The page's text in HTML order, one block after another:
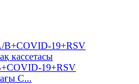
19+RSV
C...